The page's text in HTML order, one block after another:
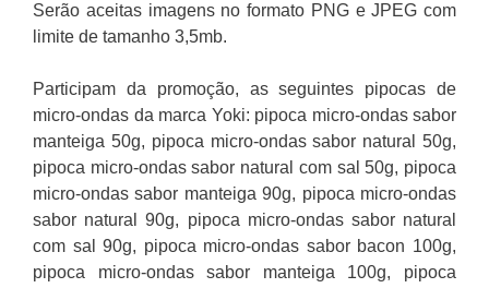
Serão aceitas imagens no formato PNG e JPEG com
limite de tamanho 3,5mb.
Participam da promoção, as seguintes pipocas de
micro-ondas da marca Yoki: pipoca micro-ondas sabor
manteiga 50g, pipoca micro-ondas sabor natural 50g,
pipoca micro-ondas sabor natural com sal 50g, pipoca
micro-ondas sabor manteiga 90g, pipoca micro-ondas
sabor natural 90g, pipoca micro-ondas sabor natural
com sal 90g, pipoca micro-ondas sabor bacon 100g,
pipoca micro-ondas sabor manteiga 100g, pipoca